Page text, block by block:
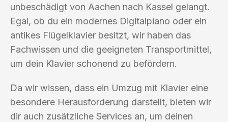
unbeschädigt von Aachen nach Kassel gelangt.
Egal, ob du ein modernes Digitalpiano oder ein
antikes Flügelklavier besitzt, wir haben das
Fachwissen und die geeigneten Transportmittel,
um dein Klavier schonend zu befördern.
Da wir wissen, dass ein Umzug mit Klavier eine
besondere Herausforderung darstellt, bieten wir
dir auch zusätzliche Services an, um deinen